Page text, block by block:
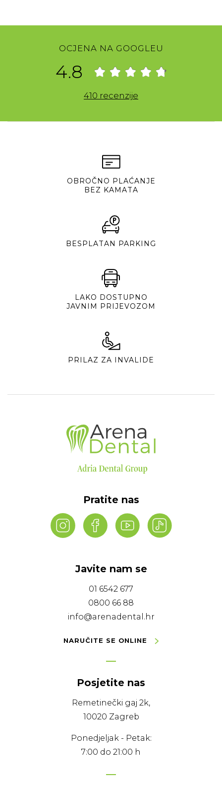
OCJENA NA GOOGLEU
4.8
410 recenzije
OBROČNO PLAĆANJE
BEZ KAMATA
BESPLATAN PARKING
LAKO DOSTUPNO
JAVNIM PRIJEVOZOM
PRILAZ ZA INVALIDE
Javite nam se
01 6542 677
0800 66 88
info@arenadental.hr
NARUČITE SE ONLINE
Posjetite nas
Remetinečki gaj 2k,
10020 Zagreb
Ponedjeljak - Petak:
7:00 do 21:00 h
Pratite nas